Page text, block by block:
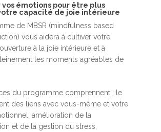
émotions pour être plus
capacité de joie intérieure
de MBSR (mindfulness based
vous aidera à cultiver votre
à la joie intérieure et à
les moments agréables de
du programme comprennent : le
des liens avec vous-même et votre
amélioration de la
et de la gestion du stress,